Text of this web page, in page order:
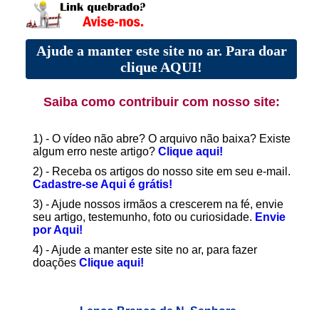
Ajude a manter este site no ar. Para doar
clique AQUI!
Saiba como contribuir com nosso site:
1) - O vídeo não abre? O arquivo não baixa? Existe
algum erro neste artigo? Clique aqui!
2) - Receba os artigos do nosso site em seu e-mail.
Cadastre-se Aqui é grátis!
3) - Ajude nossos irmãos a crescerem na fé, envie
seu artigo, testemunho, foto ou curiosidade. Envie
por Aqui!
4) - Ajude a manter este site no ar, para fazer
doações Clique aqui!